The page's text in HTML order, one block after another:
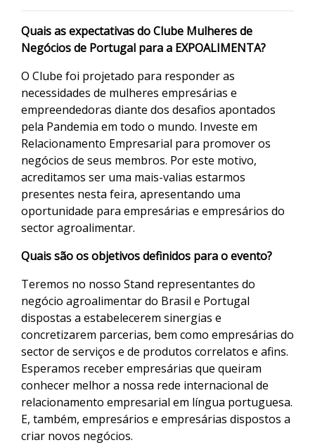
Quais as expectativas do Clube Mulheres de
Negócios de Portugal para a EXPOALIMENTA?
O Clube foi projetado para responder as
necessidades de mulheres empresárias e
empreendedoras diante dos desafios apontados
pela Pandemia em todo o mundo. Investe em
Relacionamento Empresarial para promover os
negócios de seus membros. Por este motivo,
acreditamos ser uma mais-valias estarmos
presentes nesta feira, apresentando uma
oportunidade para empresárias e empresários do
sector agroalimentar.
Quais são os objetivos definidos para o evento?
Teremos no nosso Stand representantes do
negócio agroalimentar do Brasil e Portugal
dispostas a estabelecerem sinergias e
concretizarem parcerias, bem como empresárias do
sector de serviços e de produtos correlatos e afins.
Esperamos receber empresárias que queiram
conhecer melhor a nossa rede internacional de
relacionamento empresarial em língua portuguesa.
E, também, empresários e empresárias dispostos a
criar novos negócios.